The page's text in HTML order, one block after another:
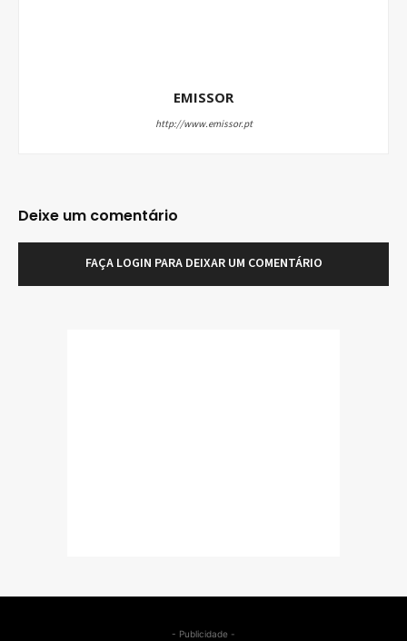
EMISSOR
http://www.emissor.pt
Deixe um comentário
FAÇA LOGIN PARA DEIXAR UM COMENTÁRIO
- Publicidade -